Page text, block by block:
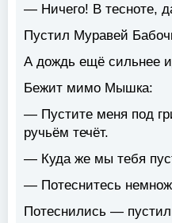
— Ничего! В тесноте,
Пустил Муравей
А дождь ещё сильнее
Бежит мимо Мышка:
— Пустите меня под
ручьём течёт.
— Куда же мы тебя
— Потеснитесь
Потеснились —